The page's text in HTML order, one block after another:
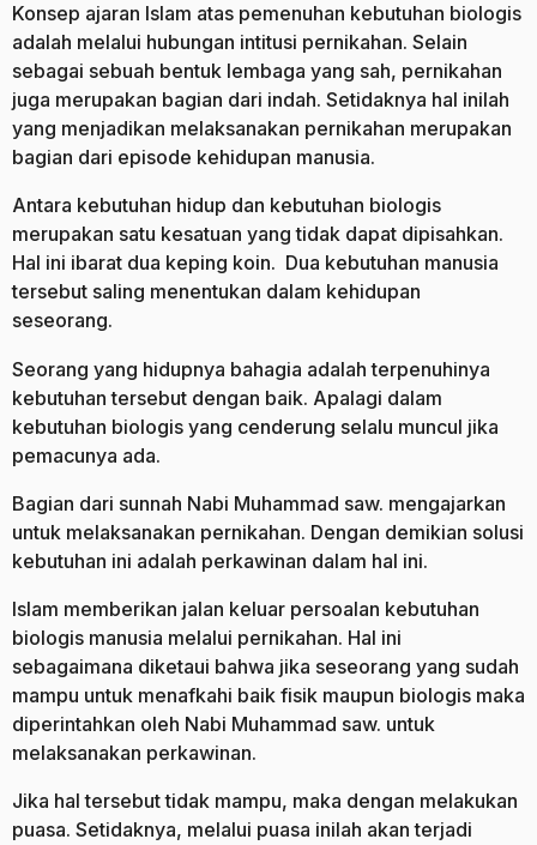
Konsep ajaran Islam atas pemenuhan kebutuhan biologis
adalah melalui hubungan intitusi pernikahan. Selain
sebagai sebuah bentuk lembaga yang sah, pernikahan
juga merupakan bagian dari indah. Setidaknya hal inilah
yang menjadikan melaksanakan pernikahan merupakan
bagian dari episode kehidupan manusia.
Antara kebutuhan hidup dan kebutuhan biologis
merupakan satu kesatuan yang tidak dapat dipisahkan.
Hal ini ibarat dua keping koin. Dua kebutuhan manusia
tersebut saling menentukan dalam kehidupan
seseorang.
Seorang yang hidupnya bahagia adalah terpenuhinya
kebutuhan tersebut dengan baik. Apalagi dalam
kebutuhan biologis yang cenderung selalu muncul jika
pemacunya ada.
Bagian dari sunnah Nabi Muhammad saw. mengajarkan
untuk melaksanakan pernikahan. Dengan demikian solusi
kebutuhan ini adalah perkawinan dalam hal ini.
Islam memberikan jalan keluar persoalan kebutuhan
biologis manusia melalui pernikahan. Hal ini
sebagaimana diketaui bahwa jika seseorang yang sudah
mampu untuk menafkahi baik fisik maupun biologis maka
diperintahkan oleh Nabi Muhammad saw. untuk
melaksanakan perkawinan.
Jika hal tersebut tidak mampu, maka dengan melakukan
puasa. Setidaknya, melalui puasa inilah akan terjadi